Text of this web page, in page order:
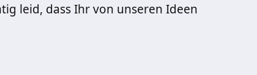
leid, dass Ihr von unseren Ideen